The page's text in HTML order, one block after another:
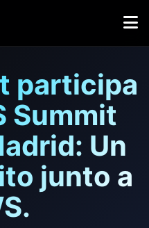
participa
Summit
Un
junto a